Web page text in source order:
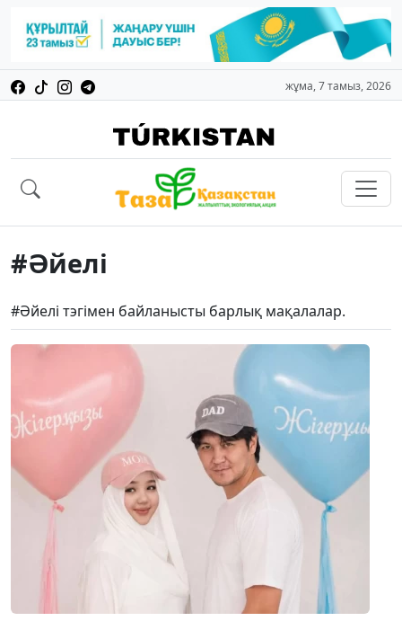
жұма, 7 тамыз, 2026
#Әйелі
#Әйелі тэгімен байланысты барлық мақалалар.